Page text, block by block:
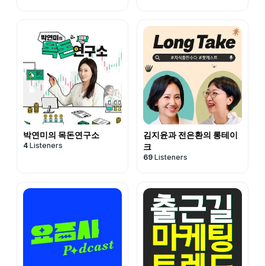
박연미의 목돈연구소
4 Listeners
김지윤과 전은환의 롱테이
크
69 Listeners